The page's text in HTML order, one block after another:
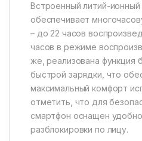
Встроенный литий-ионный
обеспечивает
– до 22 часов
часов в режиме
же, реализована функция
быстрой зарядки, что
максимальный комфорт
отметить, что для
смартфон оснащен
разблокировки по лицу.